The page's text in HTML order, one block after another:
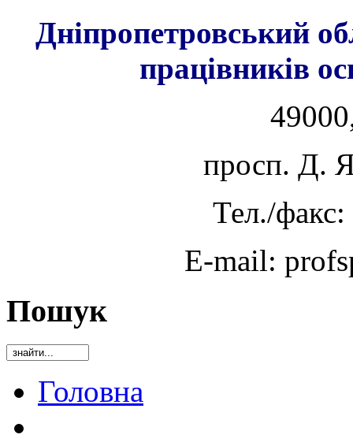
Дніпропетровський
працівників
просп. Д.
Тел./
E-mail:
Пошук
Головна